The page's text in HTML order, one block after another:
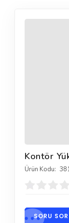
YARDIM
Kontör
Ürün Kodu:
SORU SOR